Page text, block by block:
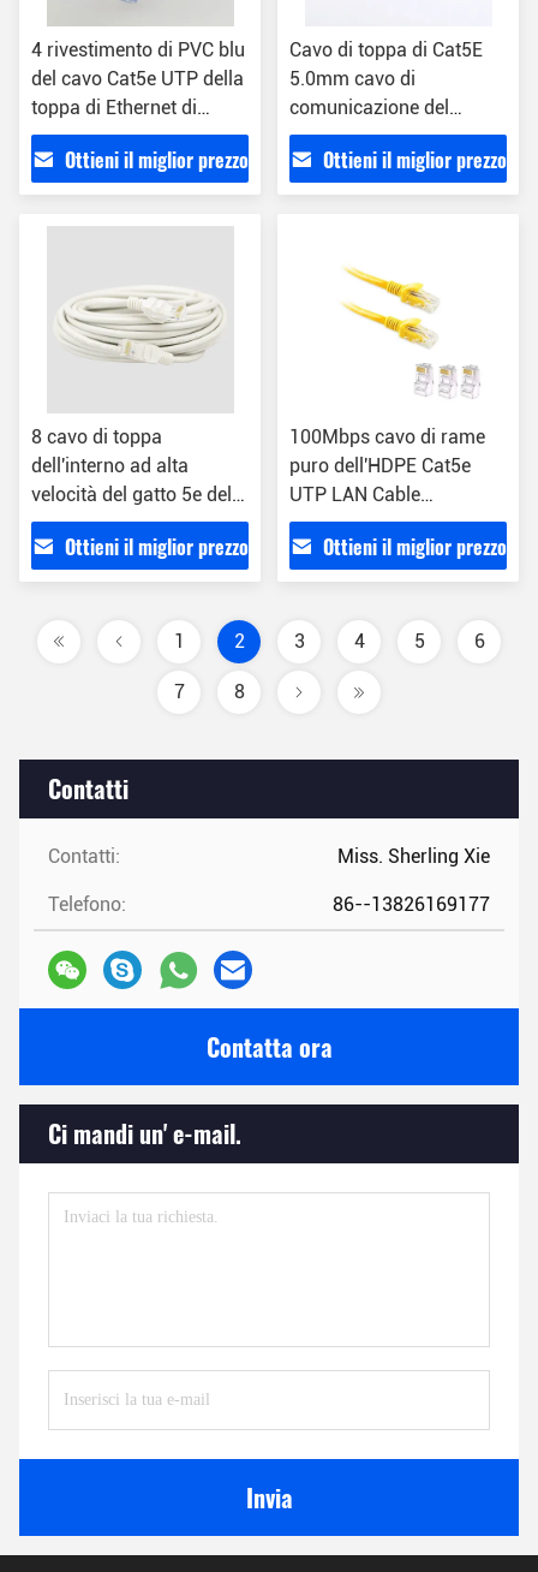
Contatti
Contatti: Miss. Sherling Xie
Telefono: 86--13826169177
Contatta ora
Ci mandi un' e-mail.
Invia
4 rivestimento di PVC blu
del cavo Cat5e UTP della
toppa di Ethernet di
twisted pair CCS 10m
Ottieni il miglior prezzo
Cavo di toppa di Cat5E
5.0mm cavo di
comunicazione del
rivestimento dello
STRAPPO di Stranded
Nylon di 8 conduttori
Ottieni il miglior prezzo
8 cavo di toppa
dell'interno ad alta
velocità del gatto 5e del
CE dello strappo di Mylar
del cavo di Ethernet del
centro 10m
Ottieni il miglior prezzo
100Mbps cavo di rame
puro dell'HDPE Cat5e
UTP LAN Cable
Computer Connect Patch
Ottieni il miglior prezzo
1 2 3 4 5 6
7 8